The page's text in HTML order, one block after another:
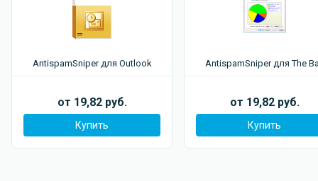
AntispamSniper для Outlook
от 19,82 руб.
Купить
AntispamSniper для The
от 19,82 руб.
Купить